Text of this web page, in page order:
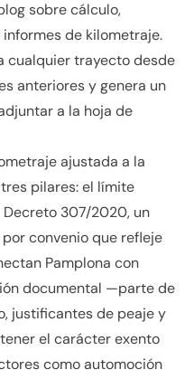
sobre cálculo,
de kilometraje.
cualquier trayecto desde
anteriores y genera un
a la hoja de
ajustada a la
pilares: el límite
307/2020, un
convenio que refleje
Pamplona con
documental —parte de
justificantes de peaje y
el carácter exento
como automoción